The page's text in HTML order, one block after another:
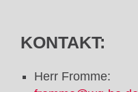
KONTAKT:
Herr Fromme: